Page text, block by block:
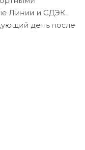
Линии и СДЭК.
день после